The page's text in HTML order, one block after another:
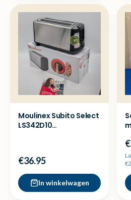
Moulinex Subito Select
LS342D10
€36.95
In winkelwagen